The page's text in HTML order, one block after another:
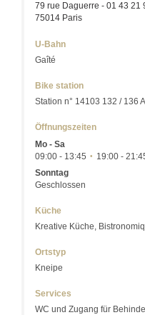
79 rue Daguerre - 01 43 21
75014 Paris((öffnet ein
U-Bahn
Gaîté
Bike station
Station n° 14103 132 / 136
Öffnungszeiten
Mo - Sa
09:00 - 13:45 •
19:00 -
Sonntag
Geschlossen
Küche
Kreative Küche,
Ortstyp
Kneipe
Services
WC und Zugang für